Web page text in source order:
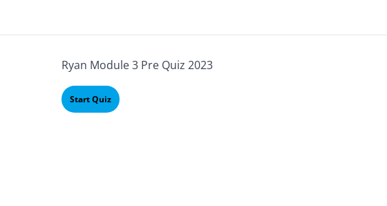
Ryan Module 3 Pre Quiz 2023